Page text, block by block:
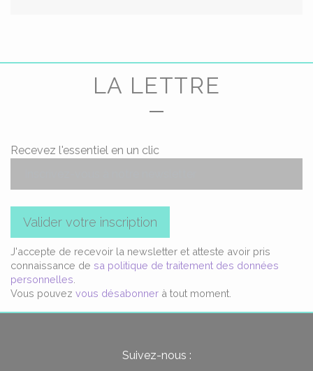
LA LETTRE
Recevez l'essentiel en un clic
Valider votre inscription
J'accepte de recevoir la newsletter et atteste avoir pris
connaissance de sa politique de traitement des données
personnelles
Vous pouvez vous désabonner à tout moment.
Suivez-nous :